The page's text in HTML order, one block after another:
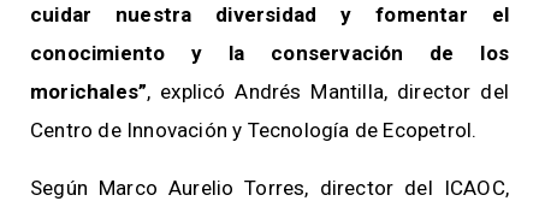
cuidar nuestra diversidad y fomentar el
conocimiento y la conservación de los
morichales”, explicó Andrés Mantilla, director del
Centro de Innovación y Tecnología de Ecopetrol.
Según Marco Aurelio Torres, director del ICAOC,